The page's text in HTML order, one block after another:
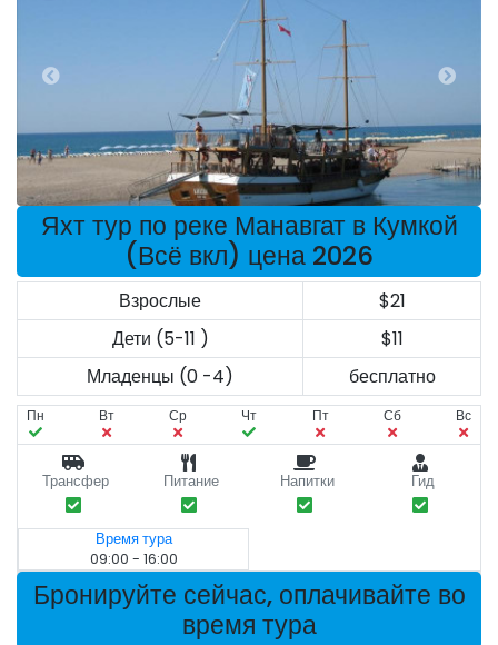
Яхт тур по реке Манавгат в Кумкой
(Всё вкл) цена 2026
Взрослые
$21
Дети (5-11 )
$11
Младенцы (0 -4)
бесплатно
Пн Вт Ср Чт Пт Сб Вс
Трансфер Питание Напитки Гид
Время тура
09:00 - 16:00
Бронируйте сейчас, оплачивайте во
время тура